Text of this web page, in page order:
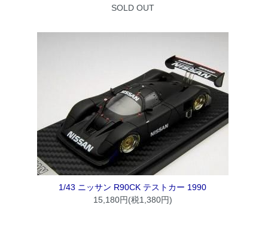
SOLD OUT
1/43 ニッサン R90CK テストカー 1990
15,180円(税1,380円)